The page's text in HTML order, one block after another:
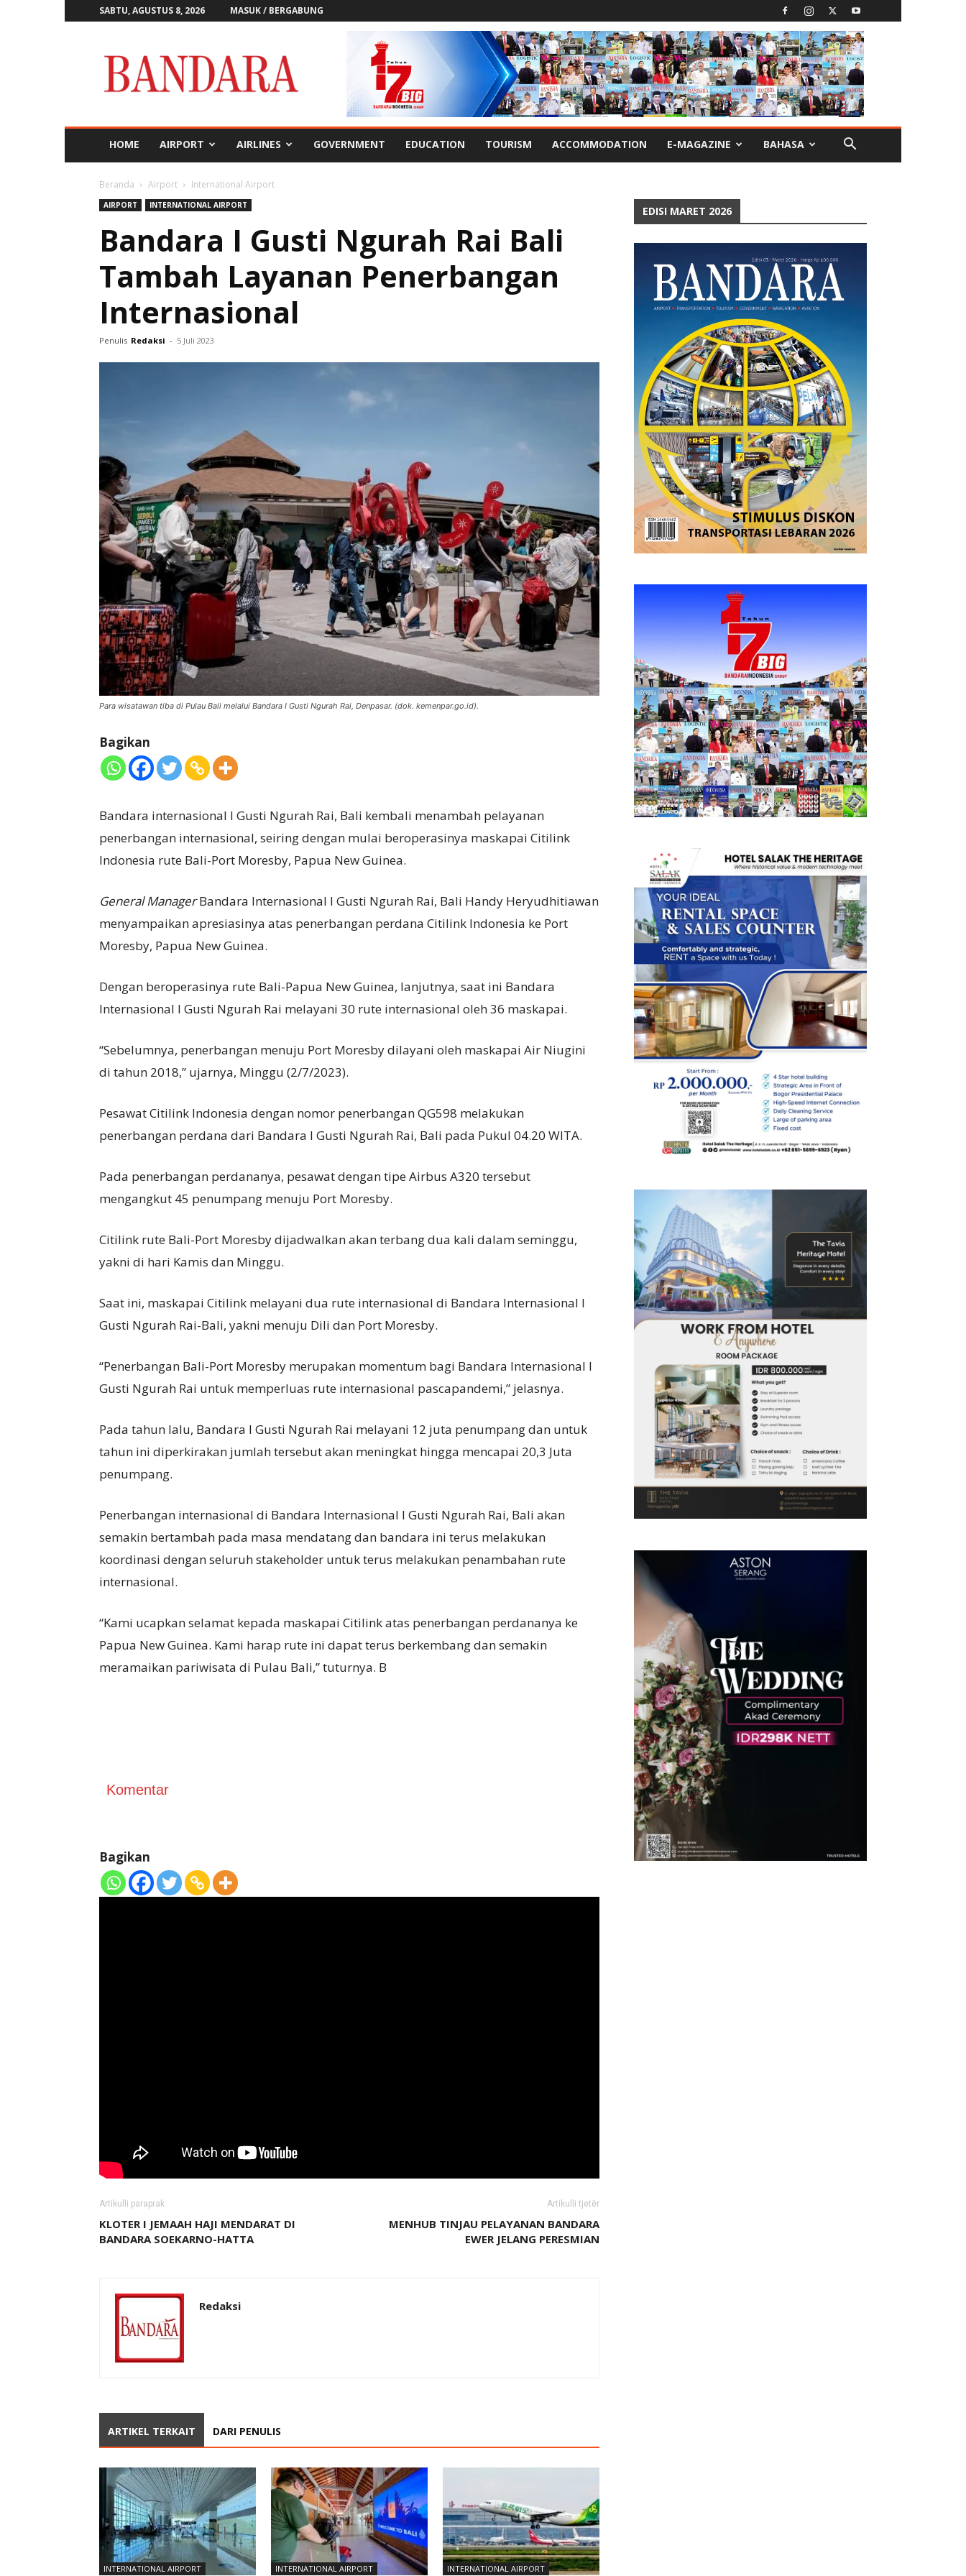
SABTU, AGUSTUS 8, 2026 MASUK / BERGABUNG
Bandara
HOME AIRPORT AIRLINES GOVERNMENT EDUCATION TOURISM ACCOMMODATION E-MAGAZINE BAHASA
Beranda Airport International Airport
AIRPORT INTERNATIONAL AIRPORT
Bandara I Gusti Ngurah Rai Bali
Tambah Layanan Penerbangan
Internasional
Penulis Redaksi - 5 Juli 2023
Para wisatawan tiba di Pulau Bali melalui Bandara I Gusti Ngurah Rai, Denpasar. (dok. kemenpar.go.id).
Bagikan
Bandara internasional I Gusti Ngurah Rai, Bali kembali menambah pelayanan
penerbangan internasional, seiring dengan mulai beroperasinya maskapai Citilink
Indonesia rute Bali-Port Moresby, Papua New Guinea.
General ManagerBandara Internasional I Gusti Ngurah Rai, Bali Handy Heryudhitiawan
menyampaikan apresiasinya atas penerbangan perdana Citilink Indonesia ke Port
Moresby, Papua New Guinea.
Dengan beroperasinya rute Bali-Papua New Guinea, lanjutnya, saat ini Bandara
Internasional I Gusti Ngurah Rai melayani 30 rute internasional oleh 36 maskapai.
“Sebelumnya, penerbangan menuju Port Moresby dilayani oleh maskapai Air Niugini
di tahun 2018,” ujarnya, Minggu (2/7/2023).
Pesawat Citilink Indonesia dengan nomor penerbangan QG598 melakukan
penerbangan perdana dari Bandara I Gusti Ngurah Rai, Bali pada Pukul 04.20 WITA.
Pada penerbangan perdananya, pesawat dengan tipe Airbus A320 tersebut
mengangkut 45 penumpang menuju Port Moresby.
Citilink rute Bali-Port Moresby dijadwalkan akan terbang dua kali dalam seminggu,
yakni di hari Kamis dan Minggu.
Saat ini, maskapai Citilink melayani dua rute internasional di Bandara Internasional I
Gusti Ngurah Rai-Bali, yakni menuju Dili dan Port Moresby.
“Penerbangan Bali-Port Moresby merupakan momentum bagi Bandara Internasional I
Gusti Ngurah Rai untuk memperluas rute internasional pascapandemi,” jelasnya.
Pada tahun lalu, Bandara I Gusti Ngurah Rai melayani 12 juta penumpang dan untuk
tahun ini diperkirakan jumlah tersebut akan meningkat hingga mencapai 20,3 Juta
penumpang.
Penerbangan internasional di Bandara Internasional I Gusti Ngurah Rai, Bali akan
semakin bertambah pada masa mendatang dan bandara ini terus melakukan
koordinasi dengan seluruh stakeholder untuk terus melakukan penambahan rute
internasional.
“Kami ucapkan selamat kepada maskapai Citilink atas penerbangan perdananya ke
Papua New Guinea. Kami harap rute ini dapat terus berkembang dan semakin
meramaikan pariwisata di Pulau Bali,” tuturnya. B
Komentar
Bagikan
Artikulli paraprak
KLOTER I JEMAAH HAJI MENDARAT DI
BANDARA SOEKARNO-HATTA
Artikulli tjetër
MENHUB TINJAU PELAYANAN BANDARA
EWER JELANG PERESMIAN
Redaksi
ARTIKEL TERKAIT DARI PENULIS
INTERNATIONAL AIRPORT INTERNATIONAL AIRPORT INTERNATIONAL AIRPORT
EDISI MARET 2026